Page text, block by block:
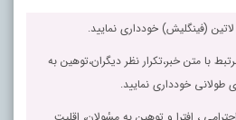
(فینگلیش) خودداری نمایید.
با متن خبر،تکرار نظر دیگران،توهین به
طولانی خودداری نمایید.